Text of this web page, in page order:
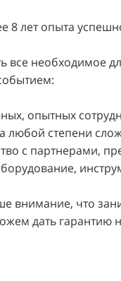
8 лет опыта
необходимое
опытных
степени
с партнерами,
внимание, что
дать